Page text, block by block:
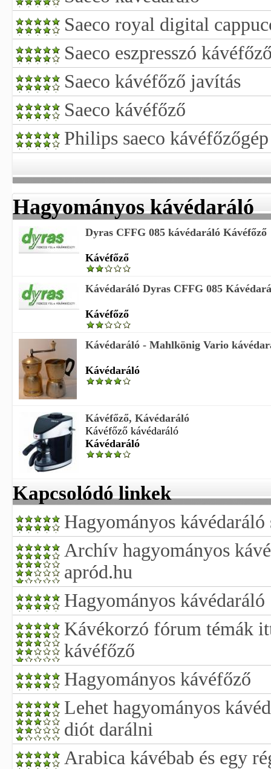
Saeco royal digital
Saeco eszpresszó
Saeco kávéfőző javítás
Saeco kávéfőző
Philips saeco
Hagyományos kávédaráló
Dyras CFFG 085 kávédaráló Kávéfőző
Kávéfőző
Kávédaráló Dyras CFFG 085
Kávéfőző
Kávédaráló - Mahlkönig Vario
Kávédaráló
Kávéfőző, Kávédaráló
Kávéfőző kávédaráló
Kávédaráló
Kapcsolódó linkek
Hagyományos kávédaráló
Archív hagyományos
apród.hu
Hagyományos kávédaráló
Kávékorzó fórum témák
kávéfőző
Hagyományos kávéfőző
Lehet hagyományos
diót darálni
Arabica kávébab és egy